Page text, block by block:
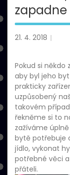
21. 4. 2018
Pokud si někdo
aby byl jeho
prakticky
uzpůsobený
takovém
řekněme si to
zažíváme
bytě potřebuje
jídlo, vykonat
potřebné věci
přáteli.